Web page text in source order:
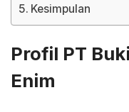
Kesimpulan
Profil PT
Enim